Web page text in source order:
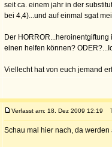
seit ca. einem jahr in der
bei 4,4)...und auf einmal sgat
Der
einen helfen können?
Viellecht hat von euch jemand
Verfasst am: 18. Dez 2009 12:19
Schau mal hier nach, da